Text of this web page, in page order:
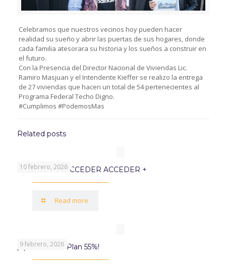
Celebramos que nuestros vecinos hoy pueden hacer
realidad su sueño y abrir las puertas de sus hogares, donde
cada familia atesorara su historia y los sueños a construir en
el futuro.
Con la Presencia del Director Nacional de Viviendas Lic.
Ramiro Masjuan y el Intendente Kieffer se realizo la entrega
de 27 viviendas que hacen un total de 54 pertenecientes al
Programa Federal Techo Digno.
#Cumplimos #PodemosMas
Related posts
10 febrero, 2026
PROGRAMA ACCEDER ACCEDER +
Read more
9 febrero, 2026
¡Aprovechá el Plan 55%!